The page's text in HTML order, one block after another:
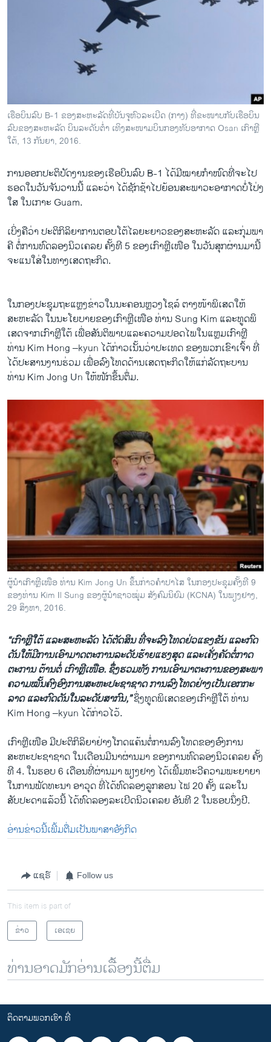
ເຮືອບິນລົບ B-1 ຂອງສະຫະລັດທີ່ບັນຈຸຫົວລະເບີດ (ກາງ) ທີ່ຂະໜາບກັບເຮືອບິນ
ລົບຂອງສະຫະລັດ ບິນລະດັບຕ່ຳ ເທິງສະໜາມບິນກອງທັບອາກາດ Osan ເກົາຫຼີ
ໃຕ້, 13 ກັນຍາ, 2016.
ການ​ອອກ​ປະຕິບັດ​ງານ​ຂອງເຮືອ​ບິນ​ລົບ B-1 ​ໄດ້ມີ​ໝາຍ​ກຳໜົດ​ທີ່​ຈະ​ໄປ​
ຮອດ​ໃນ​ວັນ​ຈັນ​ວານ​ນີ້ ​ແລະ​ວ່າ​ ໄດ້ຊັກ​ຊ້າ​ໄປ​ຍ້ອນ​ສະພາວະ​ອາກາດ​ບໍ່​ໂປ່​ງ​
ໃສ ​ໃນເກາະ Guam.
ເບິ່ງຄື​ວ່າ ປະຕິ​ກິລິຍາ​ການ​ຕອບ​ໂຕ້​ໄລຍະ​ຍາວ​ຂອງສະຫະລັດ ​ແລະ​ກຸ່ມ​ພາ​
ຄີ ຕໍ່​ການ​ທົດ​ລອງ​ນິວ​ເຄລຍ ຄັ້ງ​ທີ 5 ຂອງ​ເກົາຫຼີເໜືອ ​ໃນ​ວັນ​ສຸກ​ຜ່ານ​ມາ​ນີ້ ​
ຈະ​ແນໃສ່ໃນທາງ​ເສດ​ຖະກິດ.
ໃນ​ກອງ​ປະຊຸມ​ຖະ​ແຫຼ​ງຂ່າວ​ໃນ​ນະຄອນຫຼວງ​ໂຊ​ລ໌ ຕາງໜ້າ​ພິ​ເສດ​ໃຫ້​
ສະຫະລັດ ໃນ​ນະ​ໂຍບາຍ​ຂອງ​ເກົາຫຼີ​ເໜືອ ທ່ານ Sung Kim ​ແລະທູດ​ພິ​
ເສດຈາກເກົາ​ຫຼີ​ໃຕ້ ​ເພື່ອສັນຕິ​ພາບແລະ​ຄວາມ​ປອດ​ໄພ​ໃນແຫຼມ​ເກົາຫຼີ
ທ່ານ Kim Hong –kyun ​ໄດ້ກ່າວ​ເນັ້ນວ່າປະ​ເທດ​ ຂອງ​ພວກ​ເຂົາ​ເຈົ້າ​ ທີ່​
ໄດ້​ປະສານ​ງານ​ຮ່ວມ ​ເພື່ອ​ລົງໂທດດ້ານ​ເສດຖະກິດໃຫ້ແກ່​ລັດຖະບານ​
ທ່ານ Kim Jong Un ໃຫ້ໜັກຂຶ້ນຕຶ່ມ.
ຜູ້ນຳເກົາຫຼີເໜືອ ທ່ານ Kim Jong Un ຂຶ້ນກ່າວຄຳປາໄສ ໃນກອງປະຊຸມຄັ້ງທີ 9
ຂອງທ່ານ Kim Il Sung ຂອງຜູ້ນຳຊາວໝຸ່ມ ສັງຄົມນິຍົມ (KCNA) ໃນພຽງຢາງ,
29 ສິງຫາ, 2016.
“ເກົາ​ຫຼີ​ໃຕ້ ​ແລະ​ສະຫະລັດ ​ໄດ້​ຕັດສິນ ທີ່​ຈະ​ລົງ​ໂທດ​ຢ່ວ​ແຂງ​ຂັນ ​ແລະ​ກົດ​
ດັນ​ໃຫ້​ມີ​ການເອົາ​ມາດ​ຕະການ​ລະດັບ​ຮ້າຍແຮງ​ສຸດ ​ແລະ​ເຄັ່ງ​ຄັດ​ຕໍ່​ກາດ​
ຕະການ ຕ້ານ​ຕໍ່ ເກົາ​ຫຼີເໜືອ. ຊຶ່ງ​ຮວມທັງ ການ​ເອົາ​ມາ​ຕະການ​ຂອງ​ສະພາ​
ຄວາມ​ໝັ້ນຄົງອົງການສະຫະ​ປະຊາ​ຊາດ ການ​ລົງ​ໂທດ​ຢ່າງ​ເປັນ​ເອກ​ກະ
ລາດ ​ແລະ​ກົດ​ດັນ​ໃນ​ລະດັບ​ສາກົນ,”ຊຶ່ງ​ທູດ​ພິ​ເສດຂອງເກົາ​ຫຼີ​ໃຕ້ ທ່ານ
Kim Hong –kyun ​ໄດ້​ກ່າວ​ໄວ້.
ເກົາ​ຫຼີເໜືອ ມີປະຕິກິລິຍາຢ່າງໂກດແຄ້ນຕໍ່ການລົງໂທດຂອງອົງການ
ສະຫະ​ປະຊາ​ຊາດ ໃນເດືອນມີນາຜ່ານມາ ຂອງການທົດ​ລອງ​ນິວ​ເຄລຍ ຄັ້ງ​
ທີ 4. ໃນຮອບ 6 ເດືອນທີ່ຜ່ານມາ ພຽງຢາງ ໄດ້ເພີ້ມທະວີຄວາມພະຍາຍາ
ໃນການພັດທະນາ ອາວຸດ ທີ່ໄດ້ທົດລອງລູກສອນ ໄຟ 20 ຄັ້ງ ແລະໃນ
ສັບປະດາແລ້ວນີ້ ໄດ້ທົດລອງລະເບີດນິວເຄລຍ ອັນທີ 2 ໃນຮອບນຶ່ງປີ.
ອ່ານ​ຂ່າວ​ນີ້​ເພີ້​ມຕື່ມ​ເປັນ​ພາສາ​ອັງກິດ
ແຊຣ໌ Follow us
This item is part of
ຂ່າວ
ເອເຊຍ
ທ່ານອາດມັກອ່ານເລື້ອງນີ້ຕື່ມ
ຕິດຕາມພວກເຮົາ ທີ່